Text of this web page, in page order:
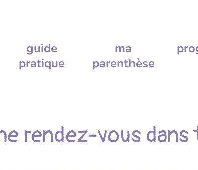
guide
pratique
ma
parenthèse
rendez-vous